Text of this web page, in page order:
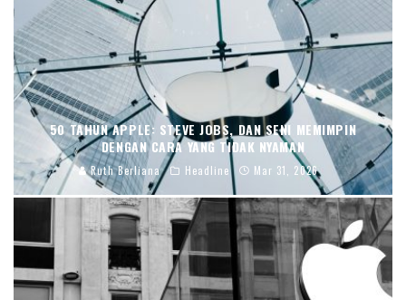
50 TAHUN APPLE: STEVE JOBS, DAN SENI MEMIMPIN
DENGAN CARA YANG TIDAK NYAMAN
Ruth Berliana Headline Mar 31, 2026